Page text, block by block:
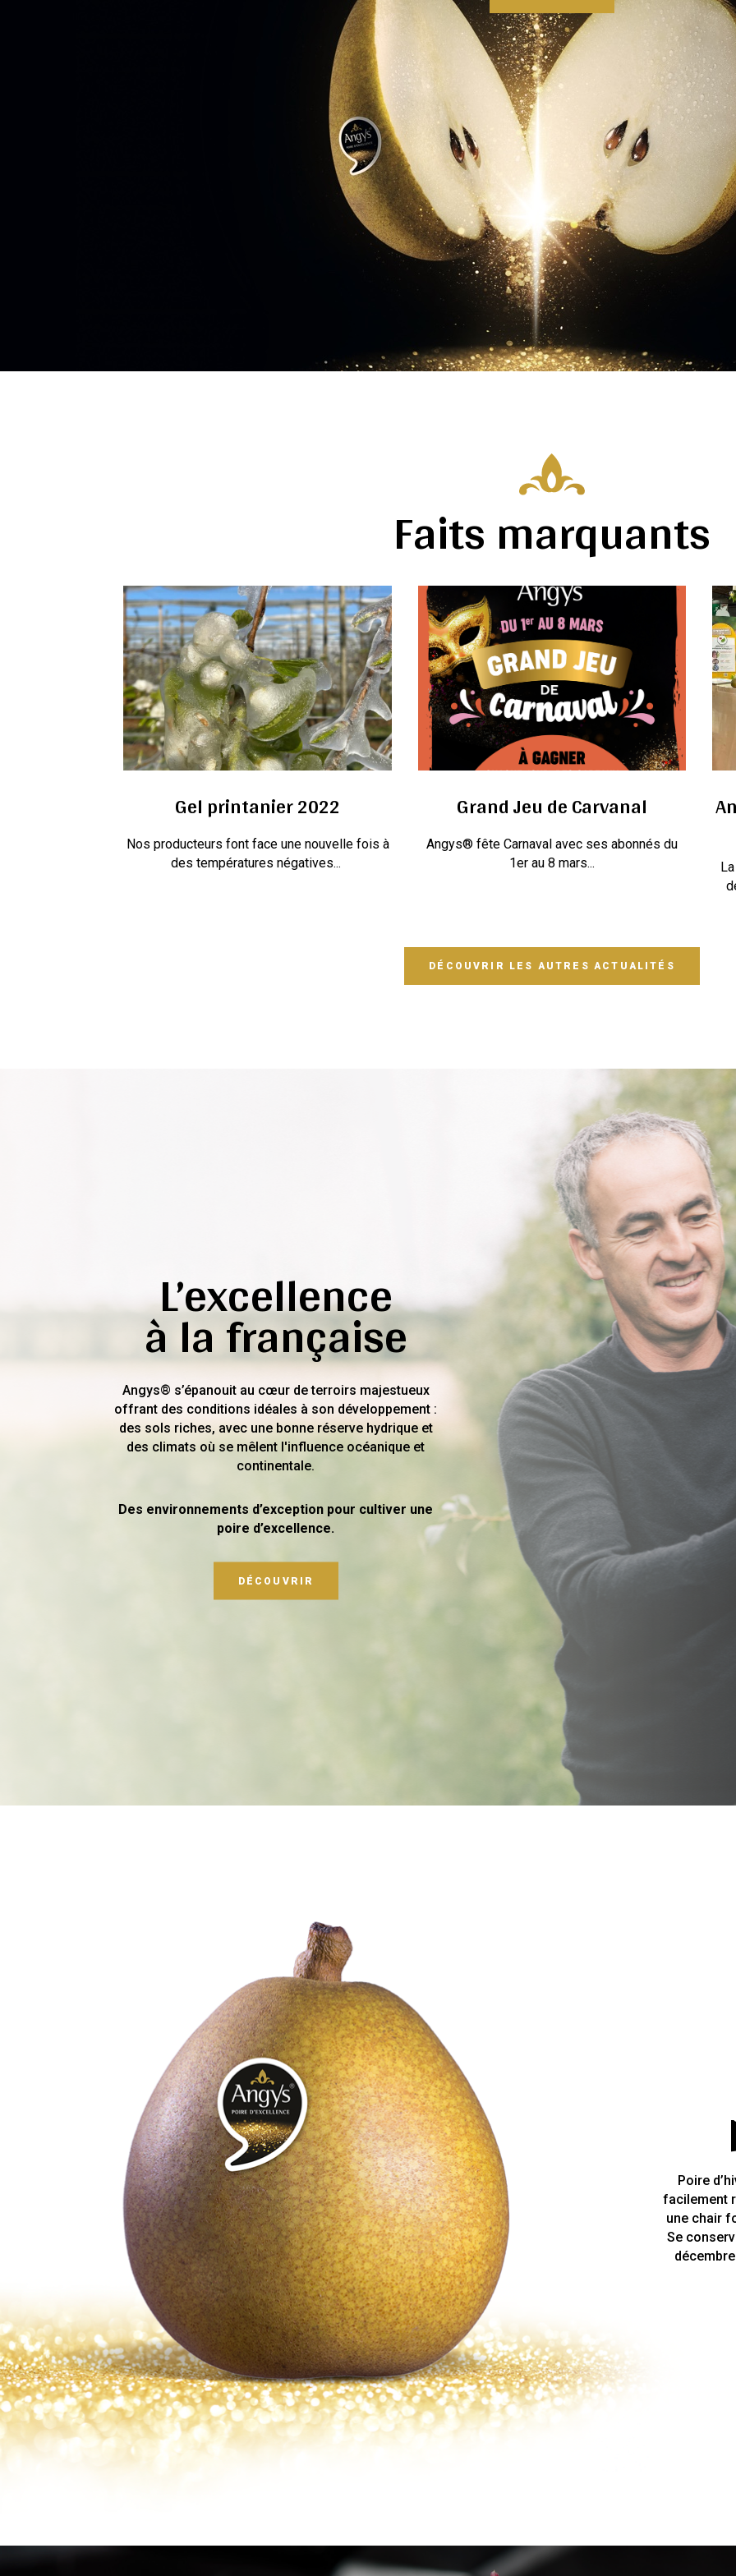
Faits marquants
Image
Gel printanier 2022
Nos producteurs font face une nouvelle fois à
des températures négatives...
Image
Grand Jeu de Carvanal
Angys® fête Carnaval avec ses abonnés du
1er au 8 mars...
DÉCOUVRIR LES AUTRES ACTUALITÉS
L’excellence
à la française
Angys® s’épanouit au cœur de terroirs majestueux
offrant des conditions idéales à son développement :
des sols riches, avec une bonne réserve hydrique et
des climats où se mêlent l'influence océanique et
continentale.
Des environnements d’exception pour cultiver une
poire d’excellence.
DÉCOUVRIR
Poire
facilement
une chair
Se